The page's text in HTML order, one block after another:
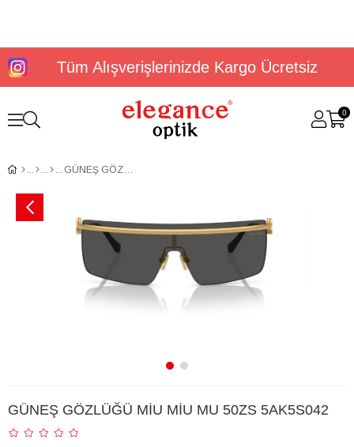
Tüm Alışverişlerinizde Kargo Ücretsiz
0
GÜNEŞ GÖZLÜĞÜ MİU MİU MU 50ZS 5AK5S042
GÜNEŞ GÖZLÜĞÜ MİU MİU MU 50ZS 5AK5S042